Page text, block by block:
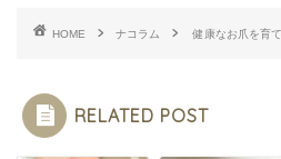
HOME ナコラム 健康なお爪を育
RELATED POST